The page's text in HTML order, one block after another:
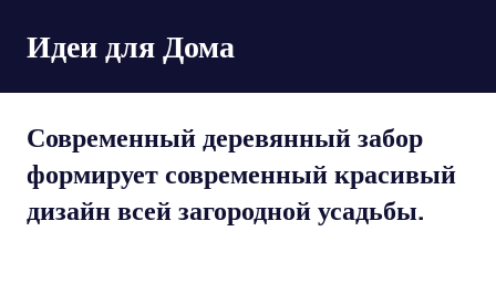
перейти
к
содержимому
Идеи для Дома
Современный деревянный забор
формирует современный красивый
дизайн всей загородной усадьбы.